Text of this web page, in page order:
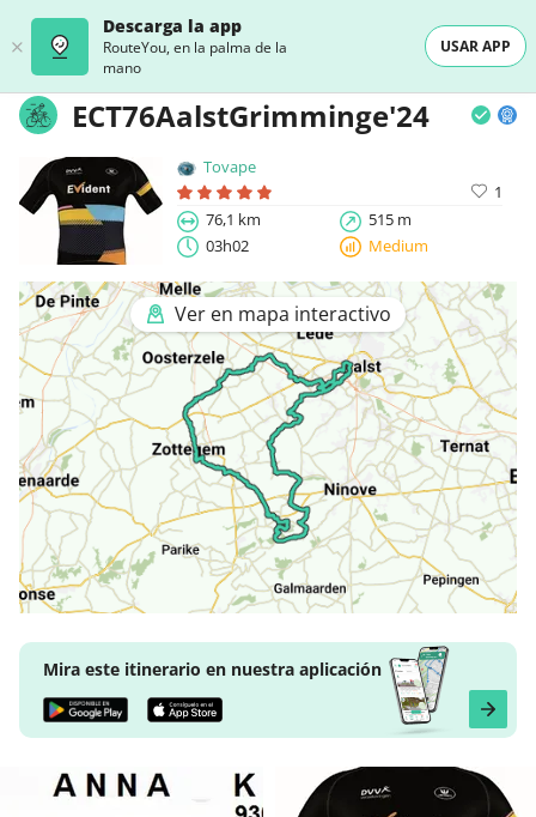
Descarga la app
RouteYou, en la palma de la
mano
USAR APP
ECT76AalstGrimminge'24
Tovape
1
76,1 km
515 m
03h02
Medium
Ver en mapa interactivo
Mira este itinerario en nuestra aplicación